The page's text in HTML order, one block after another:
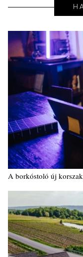
A borkóstoló új